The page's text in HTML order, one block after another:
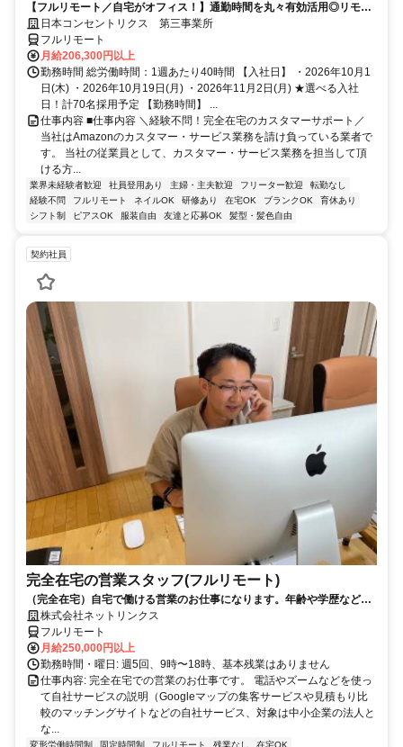
【フルリモート／自宅がオフィス！】通勤時間を丸々有効活用◎リモー
ト研修・フォロー充実で在宅でも安心★セールス要素一切なし！
日本コンセントリクス 第三事業所
フルリモート
月給206,300円以上
勤務時間 総労働時間：1週あたり40時間 【入社日】 ・2026年10月1
日(木) ・2026年10月19日(月) ・2026年11月2日(月) ★選べる入社
日！計70名採用予定 【勤務時間】 ...
仕事内容 ■仕事内容 ＼経験不問！完全在宅のカスタマーサポート／
当社はAmazonのカスタマー・サービス業務を請け負っている業者で
す。 当社の従業員として、カスタマー・サービス業務を担当して頂
ける方...
業界未経験者歓迎 社員登用あり 主婦・主夫歓迎 フリーター歓迎
転勤なし
経験不問
フルリモート ネイルOK 研修あり 在宅OK ブランクOK
育休あり
シフト制
ピアスOK 服装自由 友達と応募OK 髪型・髪色自由
契約社員
完全在宅の営業スタッフ(フルリモート)
（完全在宅）自宅で働ける営業のお仕事になります。年齢や学歴など問
いません。
株式会社ネットリンクス
フルリモート
月給250,000円以上
勤務時間・曜日: 週5回、9時〜18時、基本残業はありません
仕事内容: 完全在宅での営業のお仕事です。 電話やズームなどを使っ
て自社サービスの説明（Googleマップの集客サービスや見積もり比
較のマッチングサイトなどの自社サービス、対象は中小企業の法人と
な...
変形労働時間制 固定時間制 フルリモート 残業なし 在宅OK